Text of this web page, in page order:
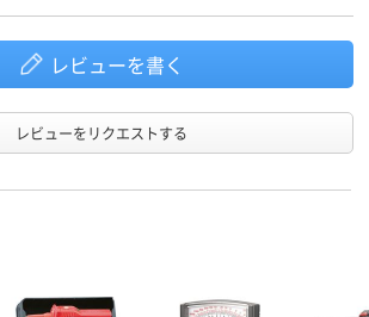
レビューを書く
レビューをリクエストする